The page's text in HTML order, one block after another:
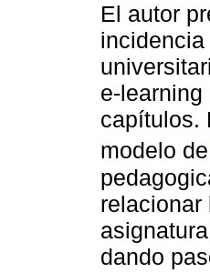
El autor
e-
capítulos.
modelo de
relacionar
dando